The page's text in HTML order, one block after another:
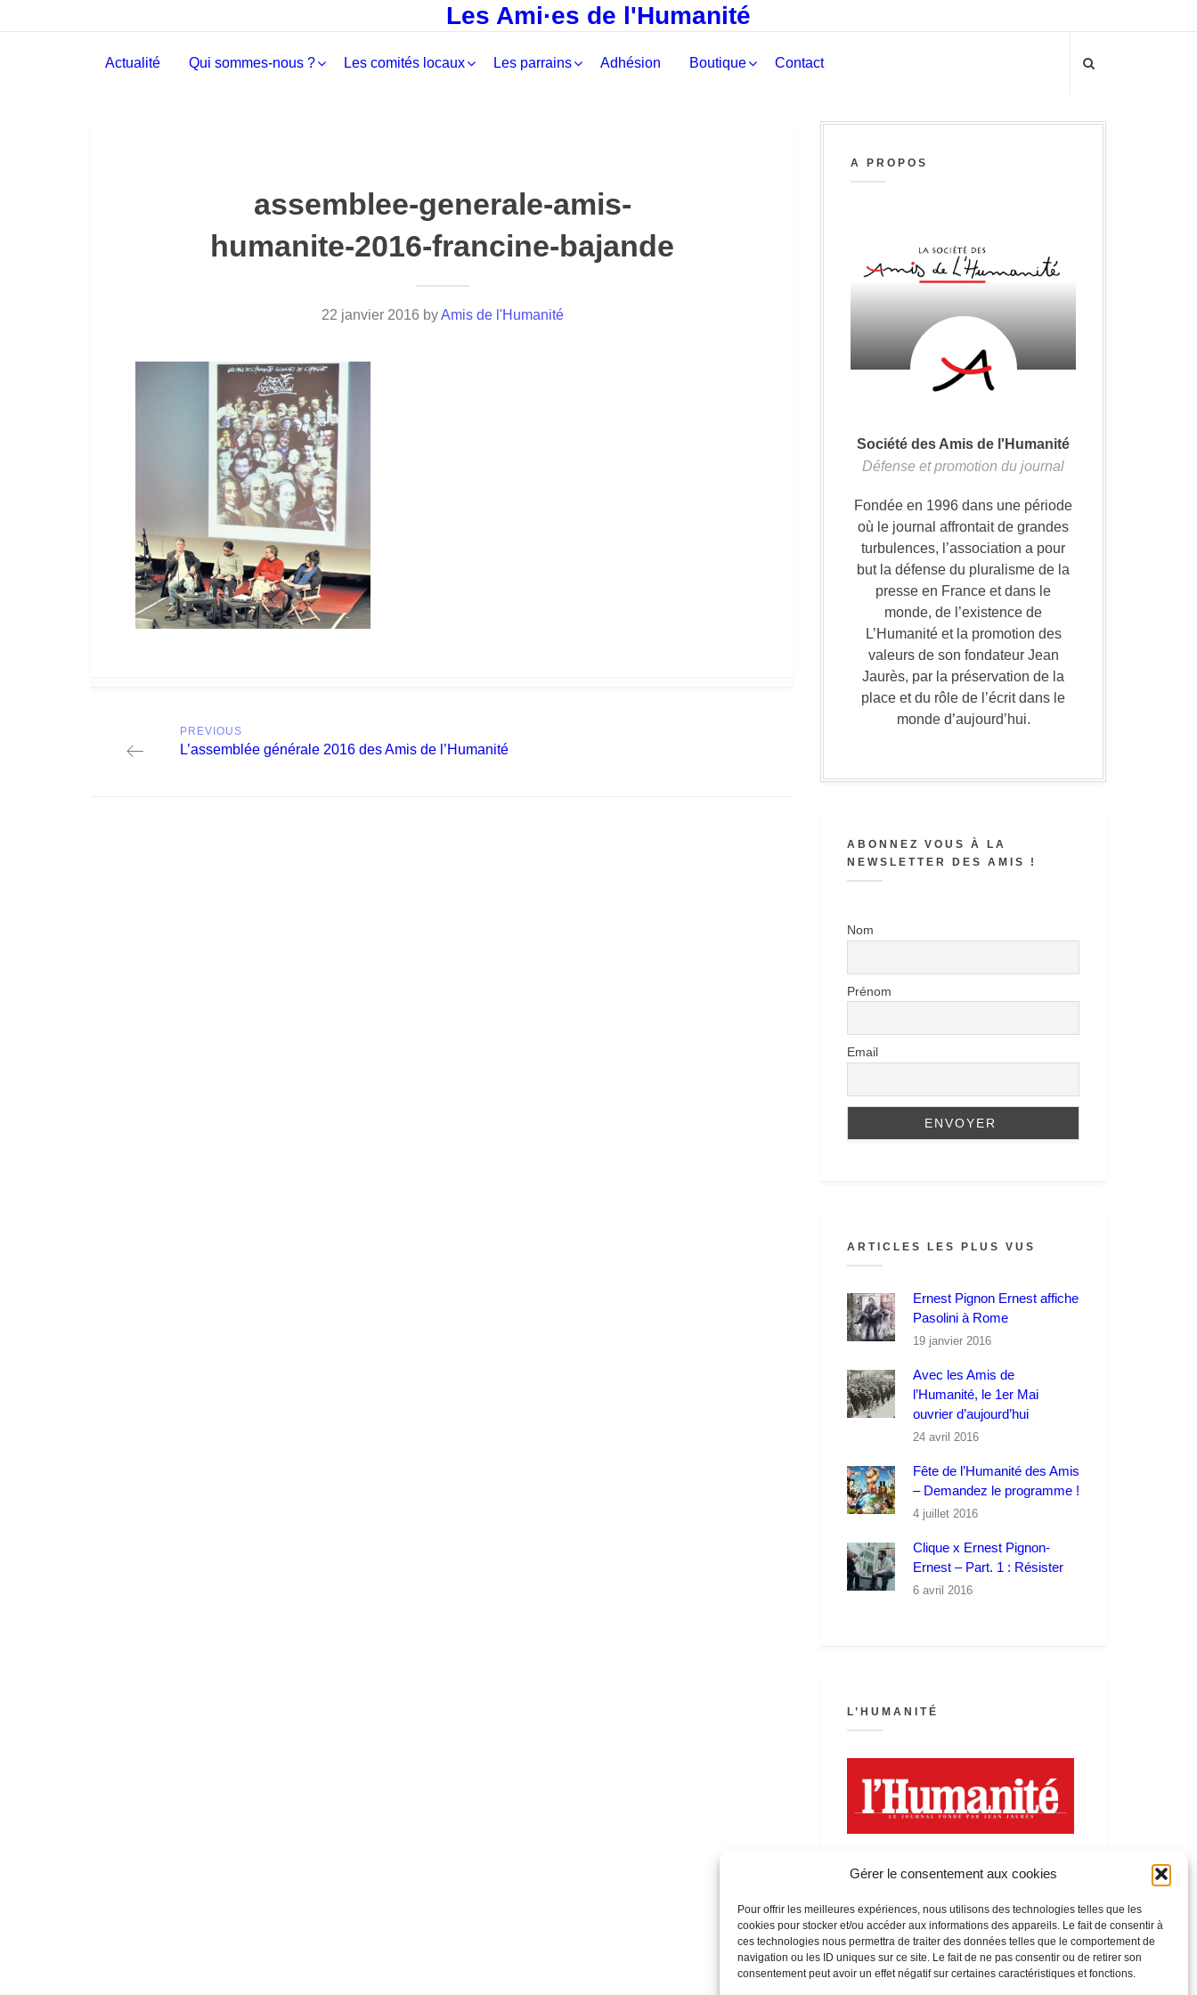
Gérer le consentement aux cookies
Pour offrir les meilleures expériences, nous utilisons des technologies telles que les
cookies pour stocker et/ou accéder aux informations des appareils. Le fait de consentir à
ces technologies nous permettra de traiter des données telles que le comportement de
navigation ou les ID uniques sur ce site. Le fait de ne pas consentir ou de retirer son
consentement peut avoir un effet négatif sur certaines caractéristiques et fonctions.
Les Ami·es de l'Humanité
Actualité Qui sommes-nous ? Les comités locaux Les parrains Adhésion Boutique Contact
assemblee-generale-amis-
humanite-2016-francine-bajande
22 janvier 2016 byAmis de l'Humanité
navigation
PREVIOUS
Previous
L’assemblée générale 2016 des Amis de l’Humanité
A PROPOS
Société des Amis de l'Humanité
Défense et promotion du journal
Fondée en 1996 dans une période
où le journal affrontait de grandes
turbulences, l’association a pour
but la défense du pluralisme de la
presse en France et dans le
monde, de l’existence de
L’Humanité et la promotion des
valeurs de son fondateur Jean
Jaurès, par la préservation de la
place et du rôle de l’écrit dans le
monde d’aujourd’hui.
ABONNEZ VOUS À LA
NEWSLETTER DES AMIS !
Nom
Prénom
Email
ARTICLES LES PLUS VUS
Ernest Pignon Ernest affiche
Pasolini à Rome
19 janvier 2016
Avec les Amis de
l’Humanité, le 1er Mai
ouvrier d’aujourd’hui
24 avril 2016
Fête de l’Humanité des Amis
– Demandez le programme !
4 juillet 2016
Clique x Ernest Pignon-
Ernest – Part. 1 : Résister
6 avril 2016
L’HUMANITÉ
LA FÊTE DE L’HUMANITÉ